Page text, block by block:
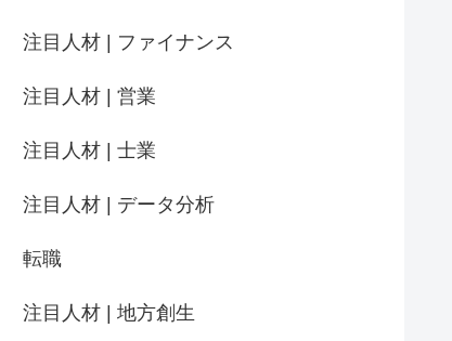
注目人材 | ファイナンス
注目人材 | 営業
注目人材 | 士業
注目人材 | データ分析
転職
注目人材 | 地方創生